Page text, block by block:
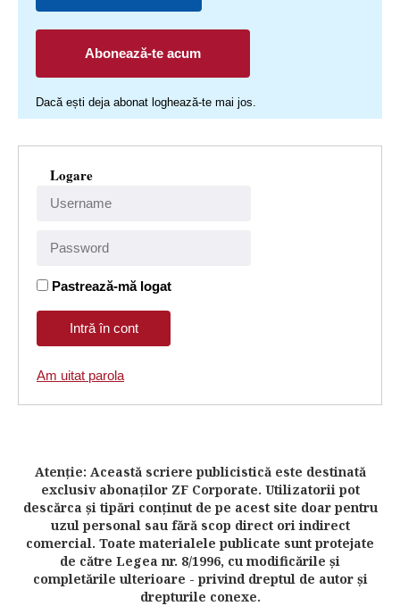
Abonează-te acum
Dacă ești deja abonat loghează-te mai jos.
Logare
Pastrează-mă logat
Am uitat parola
Atenţie: Această scriere publicistică este destinată
exclusiv abonaţilor ZF Corporate. Utilizatorii pot
descărca şi tipări conţinut de pe acest site doar pentru
uzul personal sau fără scop direct ori indirect
comercial. Toate materialele publicate sunt protejate
de către Legea nr. 8/1996, cu modificările şi
completările ulterioare - privind dreptul de autor şi
drepturile conexe.